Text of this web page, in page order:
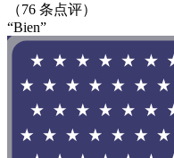
（76 条点评）
“Bien”